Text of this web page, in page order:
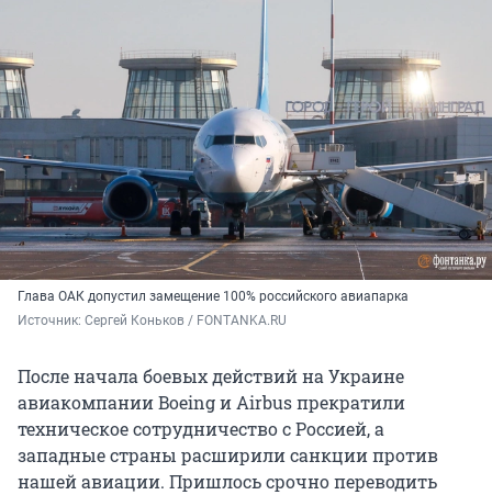
Глава ОАК допустил замещение 100% российского авиапарка
Источник: Сергей Коньков / FONTANKA.RU
После начала боевых действий на Украине
авиакомпании Boeing и Airbus прекратили
техническое сотрудничество с Россией, а
западные страны расширили санкции против
нашей авиации. Пришлось срочно переводить